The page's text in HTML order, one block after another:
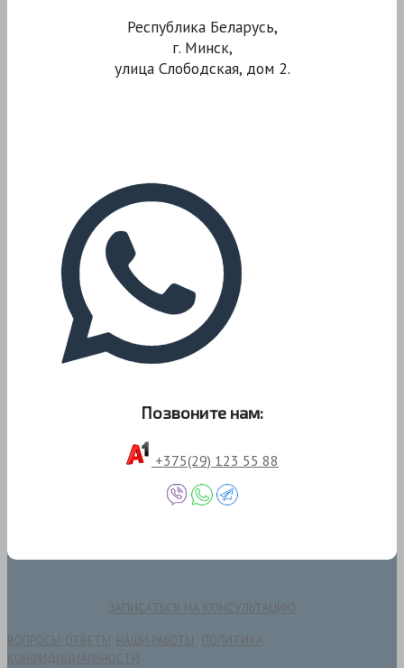
Республика Беларусь,
г. Минск,
улица Слободская, дом 2.
Позвоните нам:
+375(29) 123 55 88
ЗАПИСАТЬСЯ НА КОНСУЛЬТАЦИЮ
ВОПРОСЫ-ОТВЕТЫ НАШИ РАБОТЫ
ПОЛИТИКА
КОНФИДИЦИАЛЬНОСТИ